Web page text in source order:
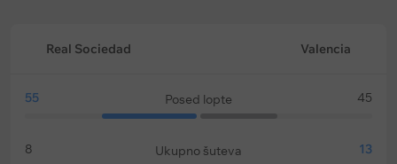
Real Sociedad Valencia
55 Posed lopte 45
8 Ukupno šuteva 13